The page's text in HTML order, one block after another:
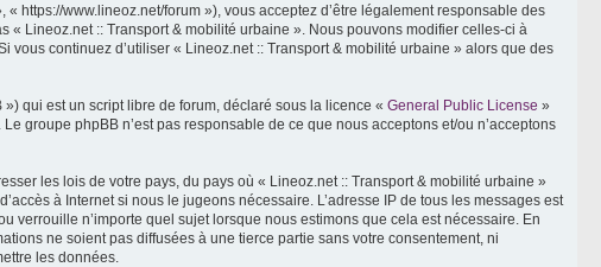
https://www.lineoz.net/forum »), vous acceptez d’être légalement responsable des
« Lineoz.net :: Transport & mobilité urbaine ». Nous pouvons modifier celles-ci à
continuez d’utiliser « Lineoz.net :: Transport & mobilité urbaine » alors que des
qui est un script libre de forum, déclaré sous la licence « General Public License »
groupe phpBB n’est pas responsable de ce que nous acceptons et/ou n’acceptons
les lois de votre pays, du pays où « Lineoz.net :: Transport & mobilité urbaine »
à Internet si nous le jugeons nécessaire. L’adresse IP de tous les messages est
verrouille n’importe quel sujet lorsque nous estimons que cela est nécessaire. En
ne soient pas diffusées à une tierce partie sans votre consentement, ni
les données.